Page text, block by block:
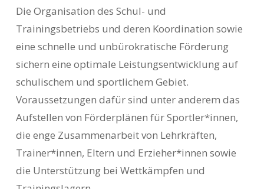
Die Organisation des Schul- und
Trainingsbetriebs und deren Koordination sowie
eine schnelle und unbürokratische Förderung
sichern eine optimale Leistungsentwicklung auf
schulischem und sportlichem Gebiet.
Voraussetzungen dafür sind unter anderem das
Aufstellen von Förderplänen für Sportler*innen,
die enge Zusammenarbeit von Lehrkräften,
Trainer*innen, Eltern und Erzieher*innen sowie
die Unterstützung bei Wettkämpfen und